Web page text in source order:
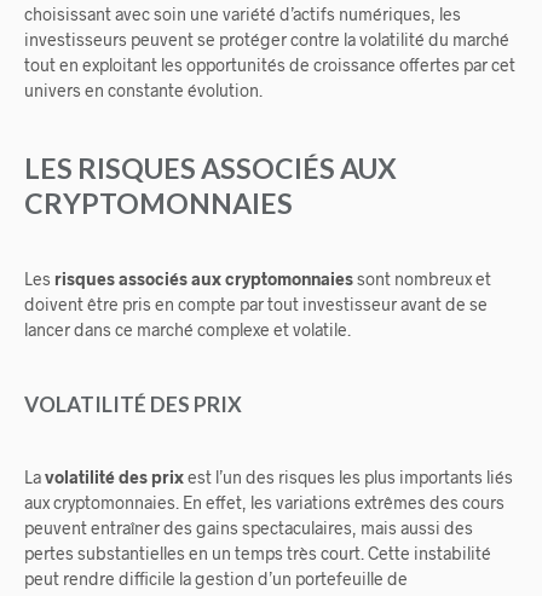
choisissant avec soin une variété d’actifs numériques, les
investisseurs peuvent se protéger contre la volatilité du marché
tout en exploitant les opportunités de croissance offertes par cet
univers en constante évolution.
LES RISQUES ASSOCIÉS AUX
CRYPTOMONNAIES
Les risques associés aux cryptomonnaiessont nombreux et
doivent être pris en compte par tout investisseur avant de se
lancer dans ce marché complexe et volatile.
VOLATILITÉ DES PRIX
Lavolatilité des prixest l’un des risques les plus importants liés
aux cryptomonnaies. En effet, les variations extrêmes des cours
peuvent entraîner des gains spectaculaires, mais aussi des
pertes substantielles en un temps très court. Cette instabilité
peut rendre difficile la gestion d’un portefeuille de